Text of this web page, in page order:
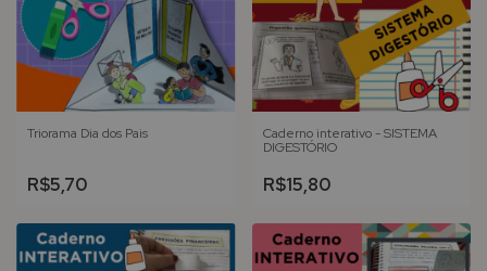
Triorama Dia dos Pais
R$5,70
Caderno interativo - SISTEMA
DIGESTÓRIO
R$15,80